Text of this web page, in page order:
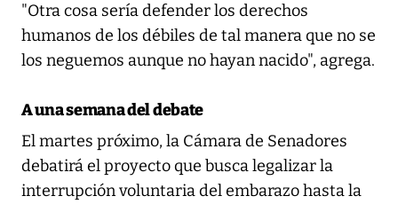
"Otra cosa sería defender los derechos
humanos de los débiles de tal manera que no se
los neguemos aunque no hayan nacido", agrega.
A una semana del debate
El martes próximo, la Cámara de Senadores
debatirá el proyecto que busca legalizar la
interrupción voluntaria del embarazo hasta la